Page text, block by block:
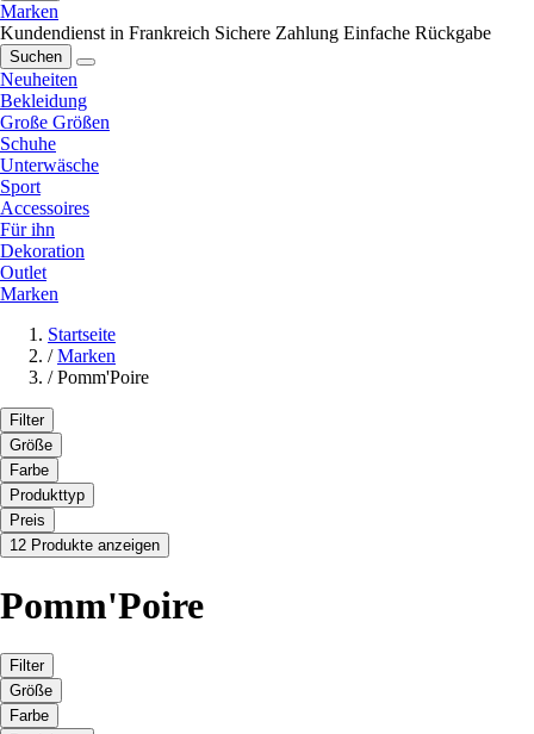
Marken
Kundendienst in Frankreich Sichere Zahlung Einfache Rückgabe
Suchen
Neuheiten
Bekleidung
Große Größen
Schuhe
Unterwäsche
Sport
Accessoires
Für ihn
Dekoration
Outlet
Marken
Startseite
/ Marken
/ Pomm'Poire
Filter
Größe
Farbe
Produkttyp
Preis
12 Produkte anzeigen
Pomm'Poire
Filter
Größe
Farbe